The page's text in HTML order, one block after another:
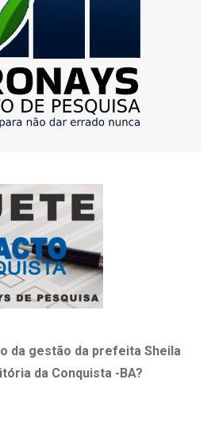
da gestão da prefeita Sheila
da Conquista -BA?